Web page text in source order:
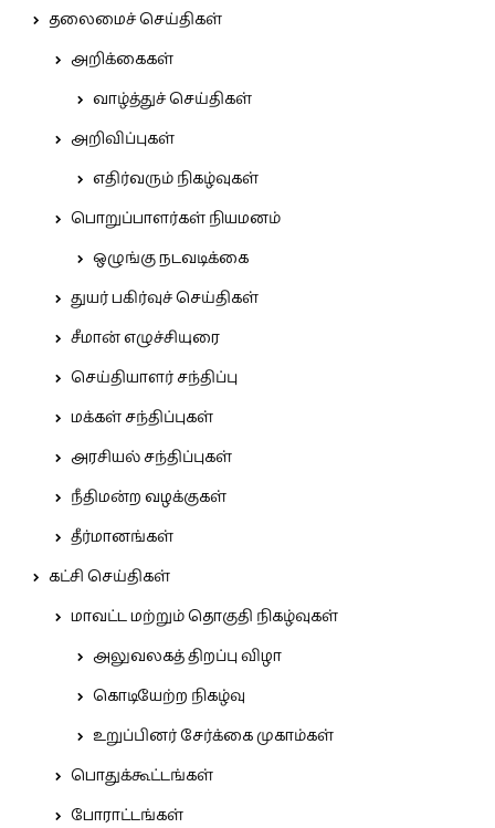
தலைமைச் செய்திகள்
அறிக்கைகள்
வாழ்த்துச் செய்திகள்
அறிவிப்புகள்
எதிர்வரும் நிகழ்வுகள்
பொறுப்பாளர்கள் நியமனம்
ஒழுங்கு நடவடிக்கை
துயர் பகிர்வுச் செய்திகள்
சீமான் எழுச்சியுரை
செய்தியாளர் சந்திப்பு
மக்கள் சந்திப்புகள்
அரசியல் சந்திப்புகள்
நீதிமன்ற வழக்குகள்
தீர்மானங்கள்
கட்சி செய்திகள்
மாவட்ட மற்றும் தொகுதி நிகழ்வுகள்
அலுவலகத் திறப்பு விழா
கொடியேற்ற நிகழ்வு
உறுப்பினர் சேர்க்கை முகாம்கள்
பொதுக்கூட்டங்கள்
போராட்டங்கள்